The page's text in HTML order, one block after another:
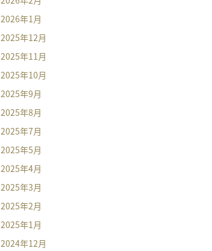
2026年1月
2025年12月
2025年11月
2025年10月
2025年9月
2025年8月
2025年7月
2025年5月
2025年4月
2025年3月
2025年2月
2025年1月
2024年12月